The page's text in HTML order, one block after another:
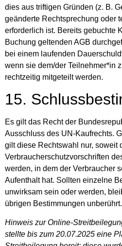
dies aus triftigen Gründen (z. B.
geänderte Rechtsprechung oder
erforderlich ist. Bereits gebuchte
Buchung geltenden AGB
bei einem laufenden
wenn sie dem/der Teilnehmer*in
rechtzeitig mitgeteilt werden.
15.
Es gilt das Recht der
Ausschluss des UN-Kaufrechts.
gilt diese Rechtswahl nur, soweit
Verbraucherschutzvorschriften
werden, in dem der Verbraucher
Aufenthalt hat. Sollten einzelne
unwirksam sein oder werden,
übrigen Bestimmungen unberührt.
Hinweis zur Online-
stellte bis zum 20.07.2025 eine